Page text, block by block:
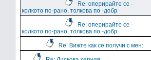
Re: оперирайте се -
колкото по-рано, толкова по -добр
Re: оперирайте се -
колкото по-рано, толкова по -добр
Re: Вижте как се получи с мен: